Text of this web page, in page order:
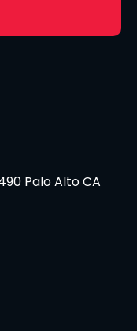
Palo Alto CA